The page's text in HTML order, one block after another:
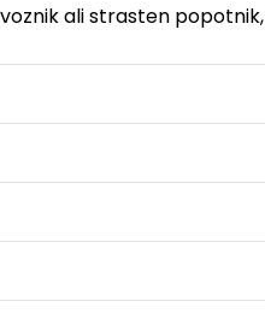
ali strasten popotnik,